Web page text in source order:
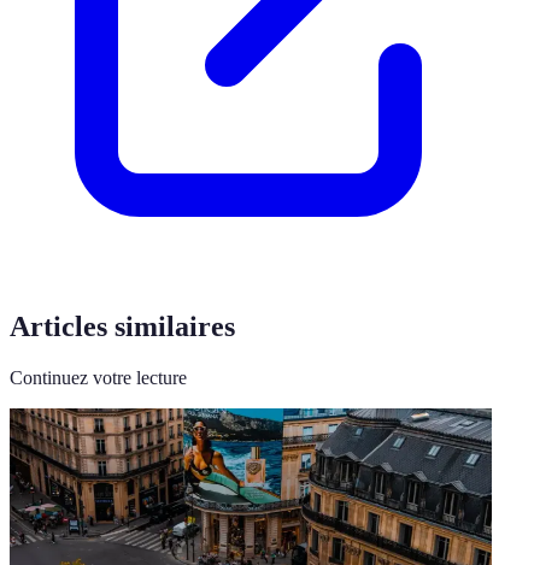
Articles similaires
Continuez votre lecture